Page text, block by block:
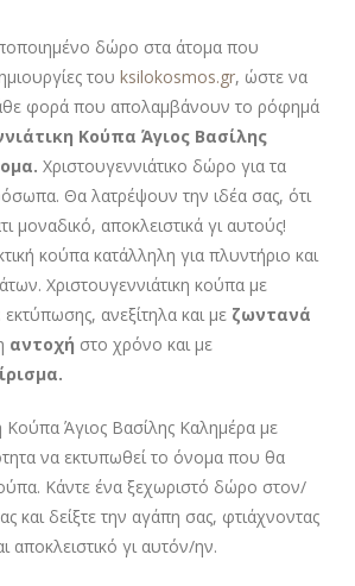
δώρο στα άτομα που
του ksilokosmos.gr, ώστε να
φορά που απολαμβάνουν το ρόφημά
Κούπα Άγιος Βασίλης
Χριστουγεννιάτικο δώρο για τα
Θα λατρέψουν την ιδέα σας, ότι
μοναδικό, αποκλειστικά γι αυτούς!
κούπα κατάλληλη για πλυντήριο και
Χριστουγεννιάτικη κούπα με
εκτύπωσης, ανεξίτηλα και με ζωντανά
αντοχή στο χρόνο και με
Κούπα Άγιος Βασίλης Καλημέρα με
να εκτυπωθεί το όνομα που θα
Κάντε ένα ξεχωριστό δώρο στον/
και δείξτε την αγάπη σας, φτιάχνοντας
αποκλειστικό γι αυτόν/ην.